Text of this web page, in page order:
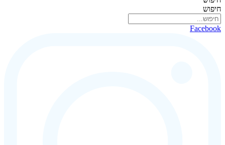
חיפוש
Facebook